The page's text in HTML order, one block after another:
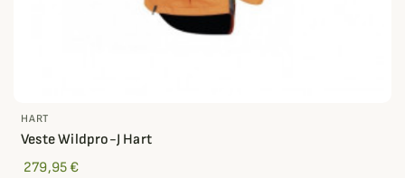
HART
Veste Wildpro-J Hart
279,95 €